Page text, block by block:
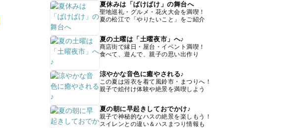
夏休みは「ばけばけ」の舞台へ
聖地巡礼・グルメ・花火大会を満喫！
夏の松江で「やりたいこと」をご紹介
夏の土曜は「土曜夜市」へ♪
商店街で縁日・屋台・イベント満喫！
食べて、遊んで、親子の思い出作り
涼やかな音色に癒やされる♪
この夏は浴衣を着て風鈴市・まつりへ！
親子で絵付け体験や絶景を満喫しよう
夏の朝に早起きしておでかけ♪
親子で神秘的なハスの絶景を楽しもう！
スイレンとの違い＆ハスまつり情報も